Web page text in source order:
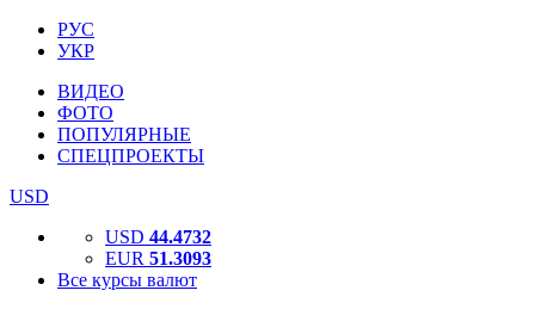
РУС
УКР
ВИДЕО
ФОТО
ПОПУЛЯРНЫЕ
СПЕЦПРОЕКТЫ
USD
USD 44.4732
EUR 51.3093
Все курсы валют